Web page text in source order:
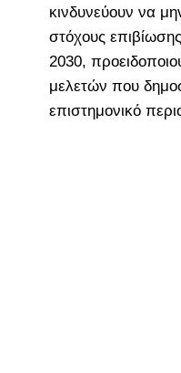
κινδυνεύουν να
στόχους
2030,
μελετών που
επιστημονικό